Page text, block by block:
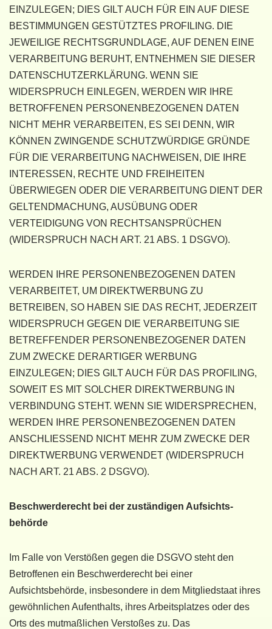
EINZULEGEN; DIES GILT AUCH FÜR EIN AUF DIESE
BESTIMMUNGEN GESTÜTZTES PROFILING. DIE
JEWEILIGE RECHTSGRUNDLAGE, AUF DENEN EINE
VERARBEITUNG BERUHT, ENTNEHMEN SIE DIESER
DATENSCHUTZERKLÄRUNG. WENN SIE
WIDERSPRUCH EINLEGEN, WERDEN WIR IHRE
BETROFFENEN PERSONENBEZOGENEN DATEN
NICHT MEHR VERARBEITEN, ES SEI DENN, WIR
KÖNNEN ZWINGENDE SCHUTZWÜRDIGE GRÜNDE
FÜR DIE VERARBEITUNG NACHWEISEN, DIE IHRE
INTERESSEN, RECHTE UND FREIHEITEN
ÜBERWIEGEN ODER DIE VERARBEITUNG DIENT DER
GELTENDMACHUNG, AUSÜBUNG ODER
VERTEIDIGUNG VON RECHTSANSPRÜCHEN
(WIDERSPRUCH NACH ART. 21 ABS. 1 DSGVO).
WERDEN IHRE PERSONENBEZOGENEN DATEN
VERARBEITET, UM DIREKTWERBUNG ZU
BETREIBEN, SO HABEN SIE DAS RECHT, JEDERZEIT
WIDERSPRUCH GEGEN DIE VERARBEITUNG SIE
BETREFFENDER PERSONENBEZOGENER DATEN
ZUM ZWECKE DERARTIGER WERBUNG
EINZULEGEN; DIES GILT AUCH FÜR DAS PROFILING,
SOWEIT ES MIT SOLCHER DIREKTWERBUNG IN
VERBINDUNG STEHT. WENN SIE WIDERSPRECHEN,
WERDEN IHRE PERSONENBEZOGENEN DATEN
ANSCHLIESSEND NICHT MEHR ZUM ZWECKE DER
DIREKTWERBUNG VERWENDET (WIDERSPRUCH
NACH ART. 21 ABS. 2 DSGVO).
Beschwerde­recht bei der zuständigen Aufsichts­
behörde
Im Falle von Verstößen gegen die DSGVO steht den
Betroffenen ein Beschwerderecht bei einer
Aufsichtsbehörde, insbesondere in dem Mitgliedstaat ihres
gewöhnlichen Aufenthalts, ihres Arbeitsplatzes oder des
Orts des mutmaßlichen Verstoßes zu. Das